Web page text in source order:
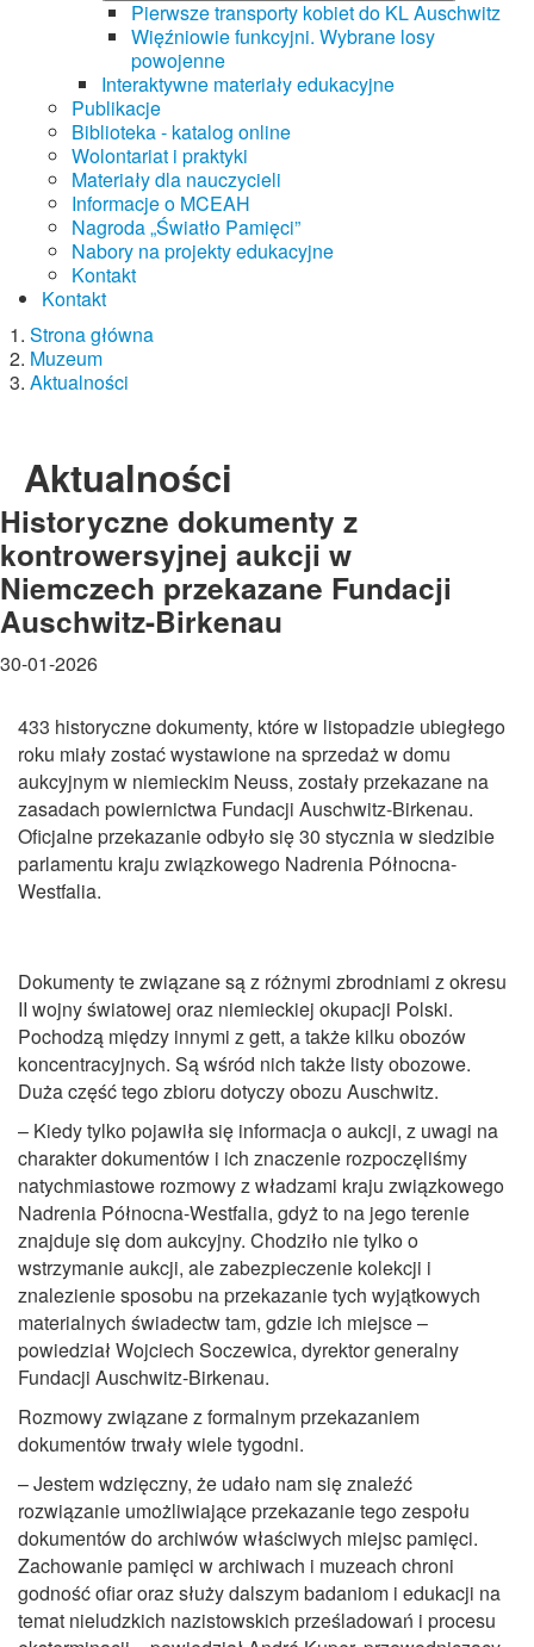
Pierwsze transporty kobiet do KL Auschwitz
Więźniowie funkcyjni. Wybrane losy
powojenne
Interaktywne materiały edukacyjne
Publikacje
Biblioteka - katalog online
Wolontariat i praktyki
Materiały dla nauczycieli
Informacje o MCEAH
Nagroda „Światło Pamięci”
Nabory na projekty edukacyjne
Kontakt
Kontakt
Strona główna
Muzeum
Aktualności
Aktualności
Historyczne dokumenty z
kontrowersyjnej aukcji w
Niemczech przekazane Fundacji
Auschwitz-Birkenau
30-01-2026
433 historyczne dokumenty, które w listopadzie ubiegłego
roku miały zostać wystawione na sprzedaż w domu
aukcyjnym w niemieckim Neuss, zostały przekazane na
zasadach powiernictwa Fundacji Auschwitz-Birkenau.
Oficjalne przekazanie odbyło się 30 stycznia w siedzibie
parlamentu kraju związkowego Nadrenia Północna-
Westfalia.
Dokumenty te związane są z różnymi zbrodniami z okresu
II wojny światowej oraz niemieckiej okupacji Polski.
Pochodzą między innymi z gett, a także kilku obozów
koncentracyjnych. Są wśród nich także listy obozowe.
Duża część tego zbioru dotyczy obozu Auschwitz.
– Kiedy tylko pojawiła się informacja o aukcji, z uwagi na
charakter dokumentów i ich znaczenie rozpoczęliśmy
natychmiastowe rozmowy z władzami kraju związkowego
Nadrenia Północna-Westfalia, gdyż to na jego terenie
znajduje się dom aukcyjny. Chodziło nie tylko o
wstrzymanie aukcji, ale zabezpieczenie kolekcji i
znalezienie sposobu na przekazanie tych wyjątkowych
materialnych świadectw tam, gdzie ich miejsce –
powiedział Wojciech Soczewica, dyrektor generalny
Fundacji Auschwitz-Birkenau.
Rozmowy związane z formalnym przekazaniem
dokumentów trwały wiele tygodni.
– Jestem wdzięczny, że udało nam się znaleźć
rozwiązanie umożliwiające przekazanie tego zespołu
dokumentów do archiwów właściwych miejsc pamięci.
Zachowanie pamięci w archiwach i muzeach chroni
godność ofiar oraz służy dalszym badaniom i edukacji na
temat nieludzkich nazistowskich prześladowań i procesu